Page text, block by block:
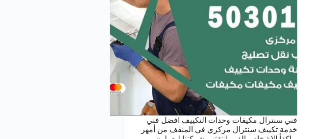
فني سنترال مكيفات وحدات التكييف افضل فني
خدمة تكييف سنترال مركزي في المنقف من أمهر